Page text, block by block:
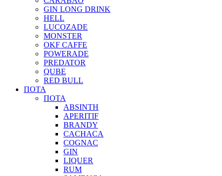
GIN LONG DRINK
HELL
LUCOZADE
MONSTER
OKF CAFFE
POWERADE
PREDATOR
QUBE
RED BULL
ΠΟΤΑ
ΠΟΤΑ
ABSINTH
APERITIF
BRANDY
CACHACA
COGNAC
GIN
LIQUER
RUM